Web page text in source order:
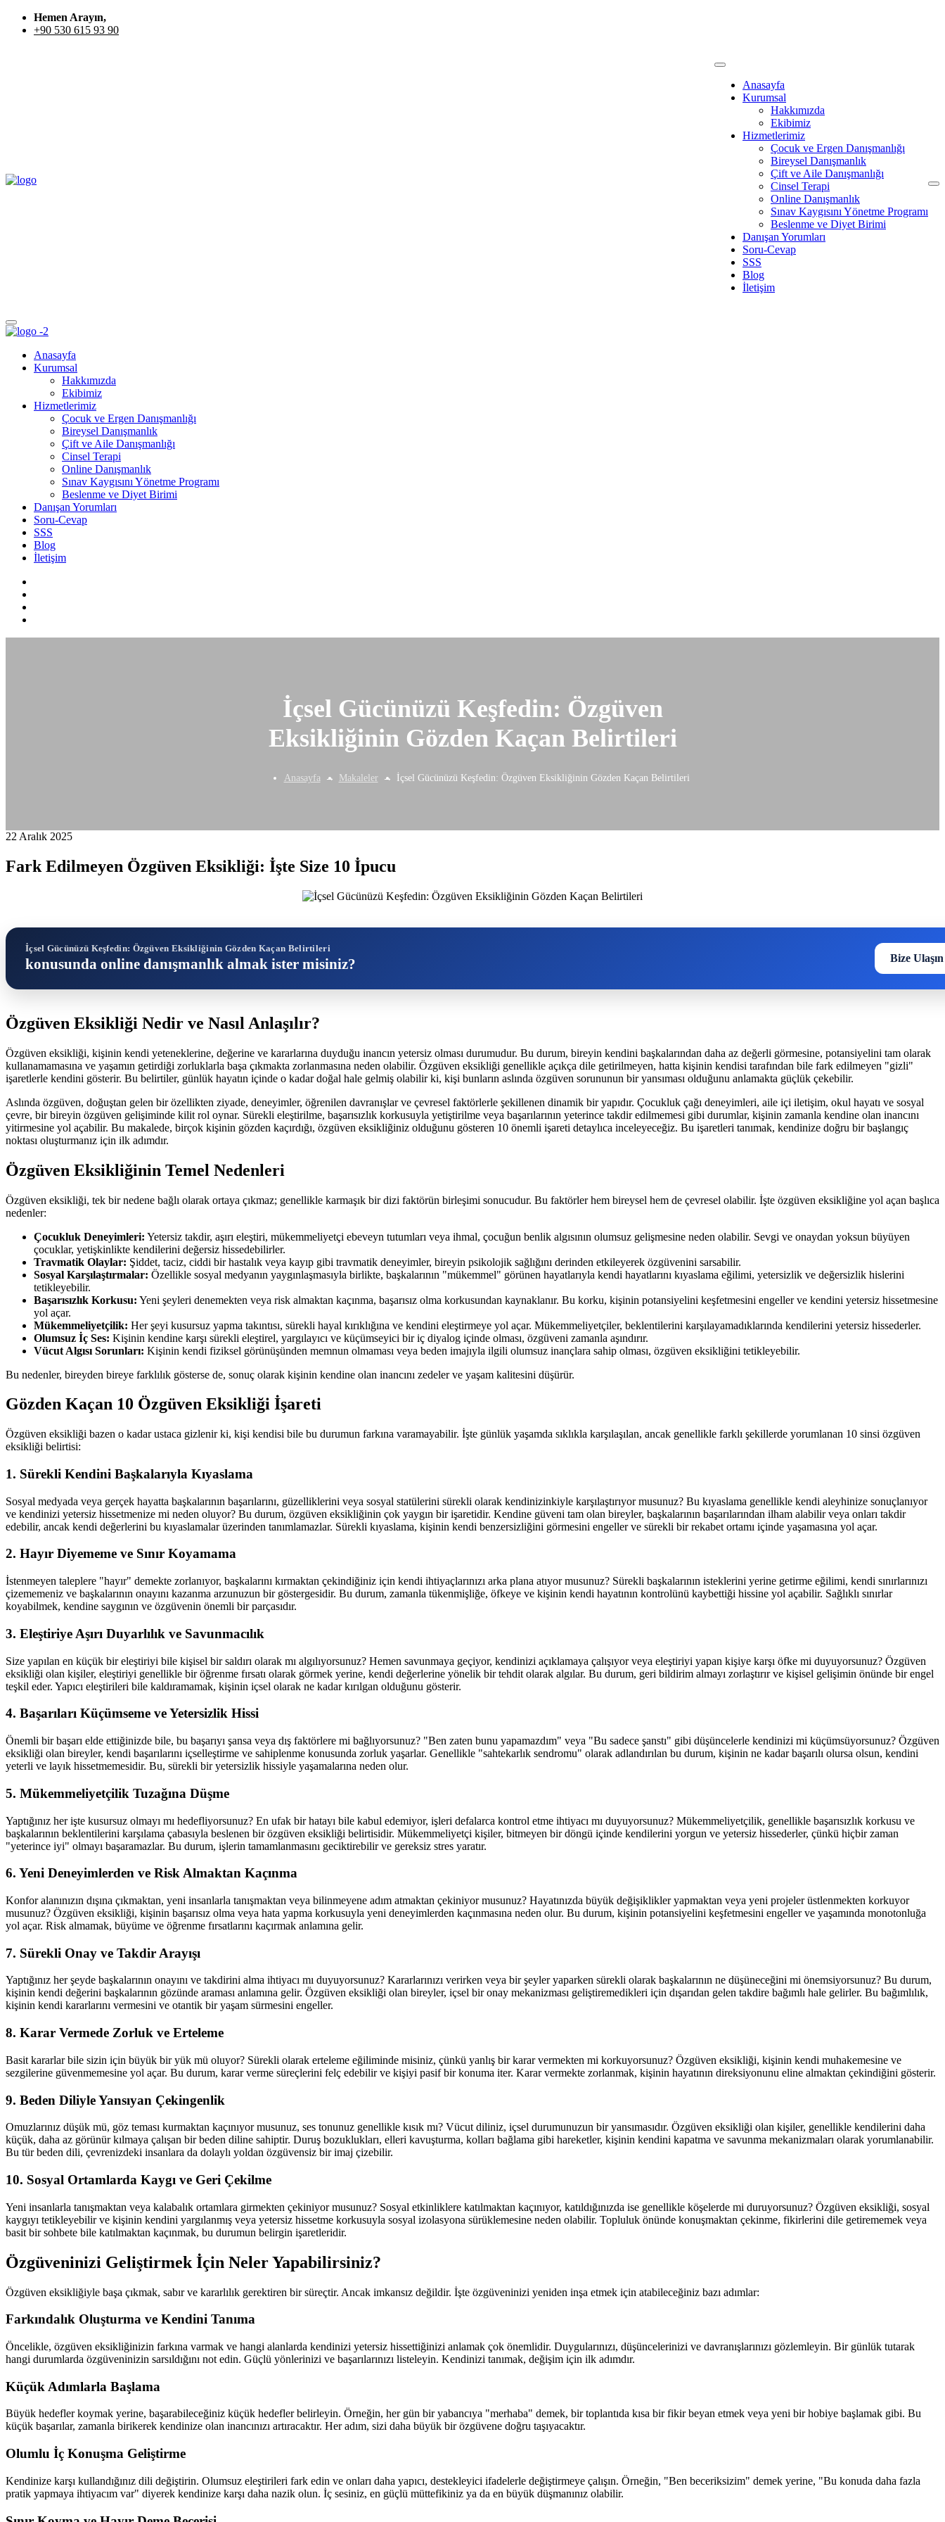
Hemen Arayın,
+90 530 615 93 90
Anasayfa
Kurumsal
Hakkımızda
Ekibimiz
Hizmetlerimiz
Çocuk ve Ergen Danışmanlığı
Bireysel Danışmanlık
Çift ve Aile Danışmanlığı
Cinsel Terapi
Online Danışmanlık
Sınav Kaygısını Yönetme Programı
Beslenme ve Diyet Birimi
Danışan Yorumları
Soru-Cevap
SSS
Blog
İletişim
Anasayfa
Kurumsal
Hakkımızda
Ekibimiz
Hizmetlerimiz
Çocuk ve Ergen Danışmanlığı
Bireysel Danışmanlık
Çift ve Aile Danışmanlığı
Cinsel Terapi
Online Danışmanlık
Sınav Kaygısını Yönetme Programı
Beslenme ve Diyet Birimi
Danışan Yorumları
Soru-Cevap
SSS
Blog
İletişim
İçsel Gücünüzü Keşfedin: Özgüven
Eksikliğinin Gözden Kaçan Belirtileri
Anasayfa Makaleler İçsel Gücünüzü Keşfedin: Özgüven Eksikliğinin Gözden Kaçan Belirtileri
22 Aralık 2025
Fark Edilmeyen Özgüven Eksikliği: İşte Size 10 İpucu
İçsel Gücünüzü Keşfedin: Özgüven Eksikliğinin Gözden Kaçan Belirtileri
konusunda online danışmanlık almak ister misiniz? Bize Ulaşın
Özgüven Eksikliği Nedir ve Nasıl Anlaşılır?
Özgüven eksikliği, kişinin kendi yeteneklerine, değerine ve kararlarına duyduğu inancın yetersiz olması durumudur. Bu durum, bireyin kendini başkalarından daha az değerli görmesine, potansiyelini tam olarak
kullanamamasına ve yaşamın getirdiği zorluklarla başa çıkmakta zorlanmasına neden olabilir. Özgüven eksikliği genellikle açıkça dile getirilmeyen, hatta kişinin kendisi tarafından bile fark edilmeyen "gizli"
işaretlerle kendini gösterir. Bu belirtiler, günlük hayatın içinde o kadar doğal hale gelmiş olabilir ki, kişi bunların aslında özgüven sorununun bir yansıması olduğunu anlamakta güçlük çekebilir.
Aslında özgüven, doğuştan gelen bir özellikten ziyade, deneyimler, öğrenilen davranışlar ve çevresel faktörlerle şekillenen dinamik bir yapıdır. Çocukluk çağı deneyimleri, aile içi iletişim, okul hayatı ve sosyal
çevre, bir bireyin özgüven gelişiminde kilit rol oynar. Sürekli eleştirilme, başarısızlık korkusuyla yetiştirilme veya başarılarının yeterince takdir edilmemesi gibi durumlar, kişinin zamanla kendine olan inancını
yitirmesine yol açabilir. Bu makalede, birçok kişinin gözden kaçırdığı, özgüven eksikliğiniz olduğunu gösteren 10 önemli işareti detaylıca inceleyeceğiz. Bu işaretleri tanımak, kendinize doğru bir başlangıç
noktası oluşturmanız için ilk adımdır.
Özgüven Eksikliğinin Temel Nedenleri
Özgüven eksikliği, tek bir nedene bağlı olarak ortaya çıkmaz; genellikle karmaşık bir dizi faktörün birleşimi sonucudur. Bu faktörler hem bireysel hem de çevresel olabilir. İşte özgüven eksikliğine yol açan başlıca
nedenler:
Çocukluk Deneyimleri: Yetersiz takdir, aşırı eleştiri, mükemmeliyetçi ebeveyn tutumları veya ihmal, çocuğun benlik algısının olumsuz gelişmesine neden olabilir. Sevgi ve onaydan yoksun büyüyen
çocuklar, yetişkinlikte kendilerini değersiz hissedebilirler.
Travmatik Olaylar: Şiddet, taciz, ciddi bir hastalık veya kayıp gibi travmatik deneyimler, bireyin psikolojik sağlığını derinden etkileyerek özgüvenini sarsabilir.
Sosyal Karşılaştırmalar: Özellikle sosyal medyanın yaygınlaşmasıyla birlikte, başkalarının "mükemmel" görünen hayatlarıyla kendi hayatlarını kıyaslama eğilimi, yetersizlik ve değersizlik hislerini
tetikleyebilir.
Başarısızlık Korkusu: Yeni şeyleri denemekten veya risk almaktan kaçınma, başarısız olma korkusundan kaynaklanır. Bu korku, kişinin potansiyelini keşfetmesini engeller ve kendini yetersiz hissetmesine
yol açar.
Mükemmeliyetçilik: Her şeyi kusursuz yapma takıntısı, sürekli hayal kırıklığına ve kendini eleştirmeye yol açar. Mükemmeliyetçiler, beklentilerini karşılayamadıklarında kendilerini yetersiz hissederler.
Olumsuz İç Ses: Kişinin kendine karşı sürekli eleştirel, yargılayıcı ve küçümseyici bir iç diyalog içinde olması, özgüveni zamanla aşındırır.
Vücut Algısı Sorunları: Kişinin kendi fiziksel görünüşünden memnun olmaması veya beden imajıyla ilgili olumsuz inançlara sahip olması, özgüven eksikliğini tetikleyebilir.
Bu nedenler, bireyden bireye farklılık gösterse de, sonuç olarak kişinin kendine olan inancını zedeler ve yaşam kalitesini düşürür.
Gözden Kaçan 10 Özgüven Eksikliği İşareti
Özgüven eksikliği bazen o kadar ustaca gizlenir ki, kişi kendisi bile bu durumun farkına varamayabilir. İşte günlük yaşamda sıklıkla karşılaşılan, ancak genellikle farklı şekillerde yorumlanan 10 sinsi özgüven
eksikliği belirtisi:
1. Sürekli Kendini Başkalarıyla Kıyaslama
Sosyal medyada veya gerçek hayatta başkalarının başarılarını, güzelliklerini veya sosyal statülerini sürekli olarak kendinizinkiyle karşılaştırıyor musunuz? Bu kıyaslama genellikle kendi aleyhinize sonuçlanıyor
ve kendinizi yetersiz hissetmenize mi neden oluyor? Bu durum, özgüven eksikliğinin çok yaygın bir işaretidir. Kendine güveni tam olan bireyler, başkalarının başarılarından ilham alabilir veya onları takdir
edebilir, ancak kendi değerlerini bu kıyaslamalar üzerinden tanımlamazlar. Sürekli kıyaslama, kişinin kendi benzersizliğini görmesini engeller ve sürekli bir rekabet ortamı içinde yaşamasına yol açar.
2. Hayır Diyememe ve Sınır Koyamama
İstenmeyen taleplere "hayır" demekte zorlanıyor, başkalarını kırmaktan çekindiğiniz için kendi ihtiyaçlarınızı arka plana atıyor musunuz? Sürekli başkalarının isteklerini yerine getirme eğilimi, kendi sınırlarınızı
çizememeniz ve başkalarının onayını kazanma arzunuzun bir göstergesidir. Bu durum, zamanla tükenmişliğe, öfkeye ve kişinin kendi hayatının kontrolünü kaybettiği hissine yol açabilir. Sağlıklı sınırlar
koyabilmek, kendine saygının ve özgüvenin önemli bir parçasıdır.
3. Eleştiriye Aşırı Duyarlılık ve Savunmacılık
Size yapılan en küçük bir eleştiriyi bile kişisel bir saldırı olarak mı algılıyorsunuz? Hemen savunmaya geçiyor, kendinizi açıklamaya çalışıyor veya eleştiriyi yapan kişiye karşı öfke mi duyuyorsunuz? Özgüven
eksikliği olan kişiler, eleştiriyi genellikle bir öğrenme fırsatı olarak görmek yerine, kendi değerlerine yönelik bir tehdit olarak algılar. Bu durum, geri bildirim almayı zorlaştırır ve kişisel gelişimin önünde bir engel
teşkil eder. Yapıcı eleştirileri bile kaldıramamak, kişinin içsel olarak ne kadar kırılgan olduğunu gösterir.
4. Başarıları Küçümseme ve Yetersizlik Hissi
Önemli bir başarı elde ettiğinizde bile, bu başarıyı şansa veya dış faktörlere mi bağlıyorsunuz? "Ben zaten bunu yapamazdım" veya "Bu sadece şanstı" gibi düşüncelerle kendinizi mi küçümsüyorsunuz? Özgüven
eksikliği olan bireyler, kendi başarılarını içselleştirme ve sahiplenme konusunda zorluk yaşarlar. Genellikle "sahtekarlık sendromu" olarak adlandırılan bu durum, kişinin ne kadar başarılı olursa olsun, kendini
yeterli ve layık hissetmemesidir. Bu, sürekli bir yetersizlik hissiyle yaşamalarına neden olur.
5. Mükemmeliyetçilik Tuzağına Düşme
Yaptığınız her işte kusursuz olmayı mı hedefliyorsunuz? En ufak bir hatayı bile kabul edemiyor, işleri defalarca kontrol etme ihtiyacı mı duyuyorsunuz? Mükemmeliyetçilik, genellikle başarısızlık korkusu ve
başkalarının beklentilerini karşılama çabasıyla beslenen bir özgüven eksikliği belirtisidir. Mükemmeliyetçi kişiler, bitmeyen bir döngü içinde kendilerini yorgun ve yetersiz hissederler, çünkü hiçbir zaman
"yeterince iyi" olmayı başaramazlar. Bu durum, işlerin tamamlanmasını geciktirebilir ve gereksiz stres yaratır.
6. Yeni Deneyimlerden ve Risk Almaktan Kaçınma
Konfor alanınızın dışına çıkmaktan, yeni insanlarla tanışmaktan veya bilinmeyene adım atmaktan çekiniyor musunuz? Hayatınızda büyük değişiklikler yapmaktan veya yeni projeler üstlenmekten korkuyor
musunuz? Özgüven eksikliği, kişinin başarısız olma veya hata yapma korkusuyla yeni deneyimlerden kaçınmasına neden olur. Bu durum, kişinin potansiyelini keşfetmesini engeller ve yaşamında monotonluğa
yol açar. Risk almamak, büyüme ve öğrenme fırsatlarını kaçırmak anlamına gelir.
7. Sürekli Onay ve Takdir Arayışı
Yaptığınız her şeyde başkalarının onayını ve takdirini alma ihtiyacı mı duyuyorsunuz? Kararlarınızı verirken veya bir şeyler yaparken sürekli olarak başkalarının ne düşüneceğini mi önemsiyorsunuz? Bu durum,
kişinin kendi değerini başkalarının gözünde araması anlamına gelir. Özgüven eksikliği olan bireyler, içsel bir onay mekanizması geliştiremedikleri için dışarıdan gelen takdire bağımlı hale gelirler. Bu bağımlılık,
kişinin kendi kararlarını vermesini ve otantik bir yaşam sürmesini engeller.
8. Karar Vermede Zorluk ve Erteleme
Basit kararlar bile sizin için büyük bir yük mü oluyor? Sürekli olarak erteleme eğiliminde misiniz, çünkü yanlış bir karar vermekten mi korkuyorsunuz? Özgüven eksikliği, kişinin kendi muhakemesine ve
sezgilerine güvenmemesine yol açar. Bu durum, karar verme süreçlerini felç edebilir ve kişiyi pasif bir konuma iter. Karar vermekte zorlanmak, kişinin hayatının direksiyonunu eline almaktan çekindiğini gösterir.
9. Beden Diliyle Yansıyan Çekingenlik
Omuzlarınız düşük mü, göz teması kurmaktan kaçınıyor musunuz, ses tonunuz genellikle kısık mı? Vücut diliniz, içsel durumunuzun bir yansımasıdır. Özgüven eksikliği olan kişiler, genellikle kendilerini daha
küçük, daha az görünür kılmaya çalışan bir beden diline sahiptir. Duruş bozuklukları, elleri kavuşturma, kolları bağlama gibi hareketler, kişinin kendini kapatma ve savunma mekanizmaları olarak yorumlanabilir.
Bu tür beden dili, çevrenizdeki insanlara da dolaylı yoldan özgüvensiz bir imaj çizebilir.
10. Sosyal Ortamlarda Kaygı ve Geri Çekilme
Yeni insanlarla tanışmaktan veya kalabalık ortamlara girmekten çekiniyor musunuz? Sosyal etkinliklere katılmaktan kaçınıyor, katıldığınızda ise genellikle köşelerde mi duruyorsunuz? Özgüven eksikliği, sosyal
kaygıyı tetikleyebilir ve kişinin kendini yargılanmış veya yetersiz hissetme korkusuyla sosyal izolasyona sürüklemesine neden olabilir. Topluluk önünde konuşmaktan çekinme, fikirlerini dile getirememek veya
basit bir sohbete bile katılmaktan kaçınmak, bu durumun belirgin işaretleridir.
Özgüveninizi Geliştirmek İçin Neler Yapabilirsiniz?
Özgüven eksikliğiyle başa çıkmak, sabır ve kararlılık gerektiren bir süreçtir. Ancak imkansız değildir. İşte özgüveninizi yeniden inşa etmek için atabileceğiniz bazı adımlar:
Farkındalık Oluşturma ve Kendini Tanıma
Öncelikle, özgüven eksikliğinizin farkına varmak ve hangi alanlarda kendinizi yetersiz hissettiğinizi anlamak çok önemlidir. Duygularınızı, düşüncelerinizi ve davranışlarınızı gözlemleyin. Bir günlük tutarak
hangi durumlarda özgüveninizin sarsıldığını not edin. Güçlü yönlerinizi ve başarılarınızı listeleyin. Kendinizi tanımak, değişim için ilk adımdır.
Küçük Adımlarla Başlama
Büyük hedefler koymak yerine, başarabileceğiniz küçük hedefler belirleyin. Örneğin, her gün bir yabancıya "merhaba" demek, bir toplantıda kısa bir fikir beyan etmek veya yeni bir hobiye başlamak gibi. Bu
küçük başarılar, zamanla birikerek kendinize olan inancınızı artıracaktır. Her adım, sizi daha büyük bir özgüvene doğru taşıyacaktır.
Olumlu İç Konuşma Geliştirme
Kendinize karşı kullandığınız dili değiştirin. Olumsuz eleştirileri fark edin ve onları daha yapıcı, destekleyici ifadelerle değiştirmeye çalışın. Örneğin, "Ben beceriksizim" demek yerine, "Bu konuda daha fazla
pratik yapmaya ihtiyacım var" diyerek kendinize karşı daha nazik olun. İç sesiniz, en güçlü müttefikiniz ya da en büyük düşmanınız olabilir.